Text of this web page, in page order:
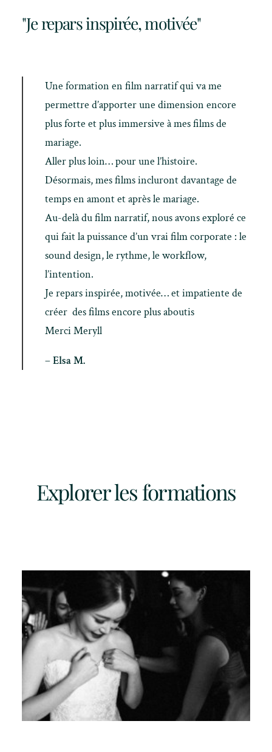
"Je repars inspirée, motivée"
Une formation en film narratif qui va me
permettre d’apporter une dimension encore
plus forte et plus immersive à mes films de
mariage.
Aller plus loin… pour une l’histoire.
Désormais, mes films incluront davantage de
temps en amont et après le mariage.
Au-delà du film narratif, nous avons exploré ce
qui fait la puissance d’un vrai film corporate : le
sound design, le rythme, le workflow,
l’intention.
Je repars inspirée, motivée… et impatiente de
créer des films encore plus aboutis
Merci Meryll
– Elsa M.
Explorer les formations